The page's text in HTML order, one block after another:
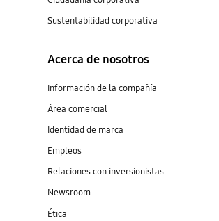
Sustentabilidad corporativa
Acerca de nosotros
Información de la compañía
Área comercial
Identidad de marca
Empleos
Relaciones con inversionistas
Newsroom
Ética